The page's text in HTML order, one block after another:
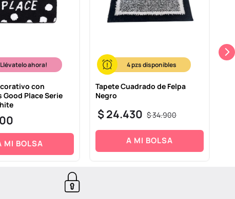
ahora!
con
Good Place Serie
MI BOLSA
4
Tapete Cuadrado de Felpa
Negro
$34.900
$24.430
A MI BOLSA